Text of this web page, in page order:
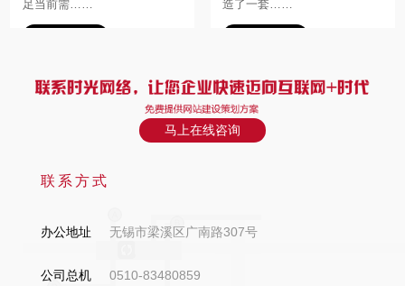
足当前需……
造了一套……
马上在线咨询
联系方式
办公地址 无锡市梁溪区广南路307号
公司总机 0510-83480859